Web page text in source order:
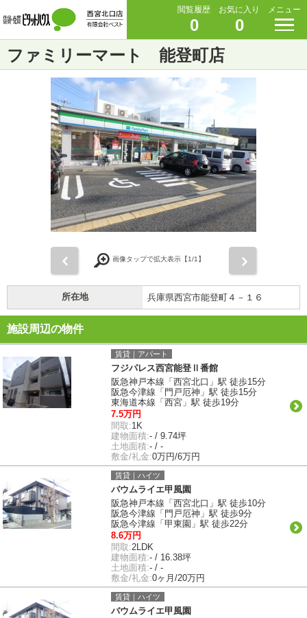
閲覧履歴
0
お気に入り
0
メニュー
ファミリーマート 能登町店
画像タップで拡大表示【1/1】
所在地 兵庫県西宮市能登町４－１６
施設周辺の物件
賃貸｜アパート
フジパレス西宮能登Ⅱ番館
阪急神戸本線「西宮北口」駅 徒歩15分
阪急今津線「門戸厄神」駅 徒歩15分
東海道本線「西宮」駅 徒歩19分
7.5万円
間取:1K
建物面積:- / 9.74坪
土地面積:- / -
敷金/礼金:0万円/6万円
賃貸｜ハイツ
バウムライエ甲風園
阪急神戸本線「西宮北口」駅 徒歩10分
阪急今津線「門戸厄神」駅 徒歩9分
阪急今津線「甲東園」駅 徒歩22分
8.6万円
間取:2LDK
建物面積:- / 16.38坪
土地面積:- / -
敷金/礼金:0ヶ月/20万円
賃貸｜ハイツ
バウムライエ甲風園